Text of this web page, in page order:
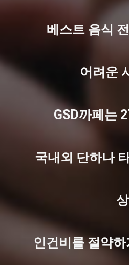
베스트 음식
어려운
GSD까페는
국내외 단하나
인건비를 절약